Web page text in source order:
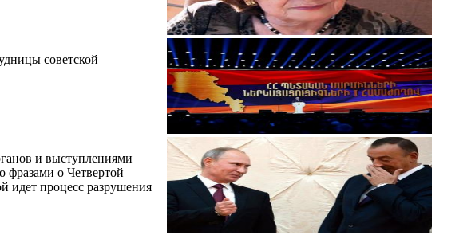
советской
и выступлениями
фразами о Четвертой
идет процесс разрушения